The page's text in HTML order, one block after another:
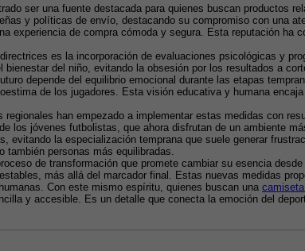
ser una fuente destacada para quienes buscan productos
y políticas de envío, destacando su compromiso con una
experiencia de compra cómoda y segura. Esta reputación ha
es la incorporación de evaluaciones psicológicas y
bienestar del niño, evitando la obsesión por los resultados a
depende del equilibrio emocional durante las etapas
de los jugadores. Esta visión educativa y humana
regionales han empezado a implementar estas medidas con
los jóvenes futbolistas, que ahora disfrutan de un ambiente
evitando la especialización temprana que suele generar
también personas más equilibradas.
de transformación que promete cambiar su esencia
más allá del marcador final. Estas nuevas medidas
Con este mismo espíritu, quienes buscan una
y accesible. Es un detalle que conecta la emoción del